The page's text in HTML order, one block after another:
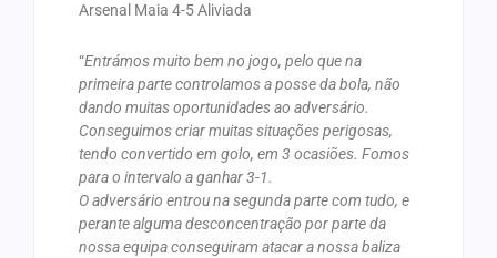
Arsenal Maia 4-5 Aliviada
“Entrámos muito bem no jogo, pelo que na
primeira parte controlamos a posse da bola, não
dando muitas oportunidades ao adversário.
Conseguimos criar muitas situações perigosas,
tendo convertido em golo, em 3 ocasiões. Fomos
para o intervalo a ganhar 3-1.
O adversário entrou na segunda parte com tudo, e
perante alguma desconcentração por parte da
nossa equipa conseguiram atacar a nossa baliza